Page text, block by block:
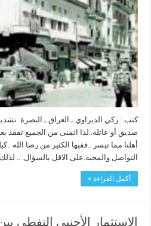
كتب : زكي الديراوي ـ العراق ـ البصرة
صديق أو عائلة..لذا اتمنى من الجميع تفقد
أهلنا مما تيسر ..ففيها الكثير من رضا الله
التواصل والمحبة.على الاقل بالسؤال. ..
أكمل القراءة »
الاستثمار الأجنبي النفطي